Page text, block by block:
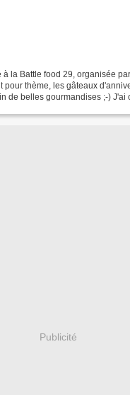
la Battle food 29, organisée
pour thème, les gâteaux
de belles gourmandises ;-) J'ai
Publicité